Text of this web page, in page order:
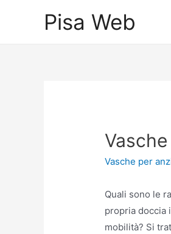
Pisa Web
Vasche per
Quali sono le
propria doccia
mobilità? Si